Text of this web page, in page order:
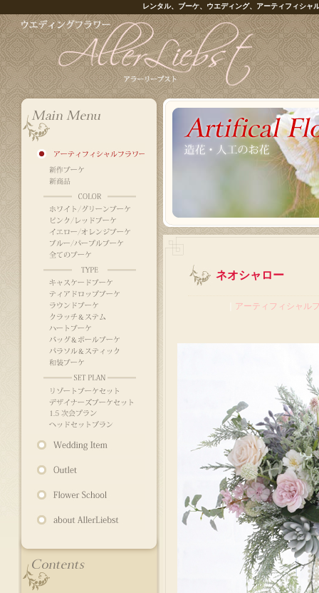
レンタル、ブーケ、ウエディング、アーティフィシャ
ネオシャロー
アーティフィシャル